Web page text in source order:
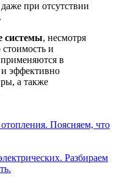
при отсутствии
системы, несмотря
и
в
эффективно
а также
Поясняем, что
Разбираем